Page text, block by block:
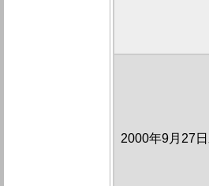
2000年9月27日